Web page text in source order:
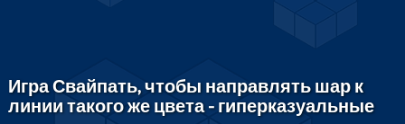
Игра Свайпать, чтобы направлять шар к
линии такого же цвета - гиперказуальные